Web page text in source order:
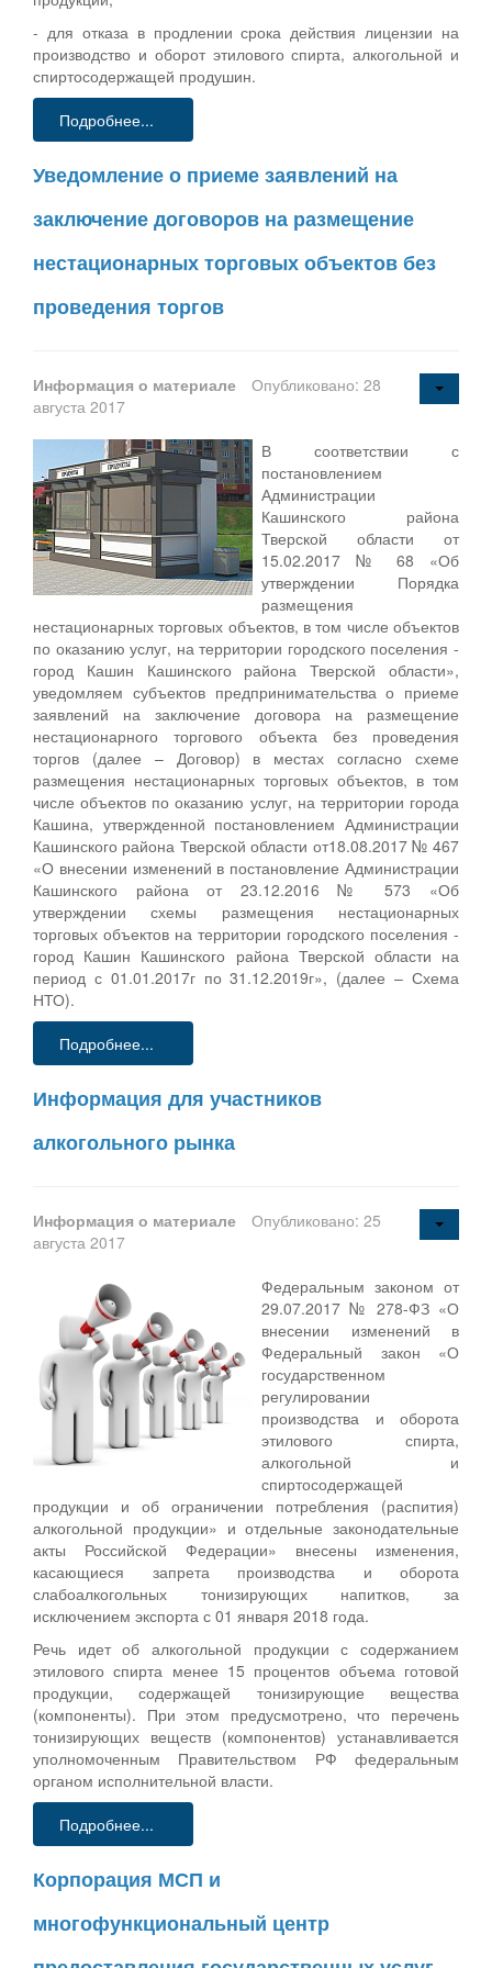
- для отказа в продлении срока действия лицензии на
производство и оборот этилового спирта, алкогольной и
спиртосодержащей продушин.
Подробнее...
Уведомление о приеме заявлений на
заключение договоров на размещение
нестационарных торговых объектов без
проведения торгов
Информация о материале
Опубликовано: 28
августа 2017
В соответствии с
постановлением
Администрации
Кашинского района
Тверской области от
15.02.2017 № 68 «Об
утверждении Порядка
размещения
нестационарных торговых объектов, в том числе объектов
по оказанию услуг, на территории городского поселения -
город Кашин Кашинского района Тверской области»,
уведомляем субъектов предпринимательства о приеме
заявлений на заключение договора на размещение
нестационарного торгового объекта без проведения
торгов (далее – Договор) в местах согласно схеме
размещения нестационарных торговых объектов, в том
числе объектов по оказанию услуг, на территории города
Кашина, утвержденной постановлением Администрации
Кашинского района Тверской области от18.08.2017 № 467
«О внесении изменений в постановление Администрации
Кашинского района от 23.12.2016 № 573 «Об
утверждении схемы размещения нестационарных
торговых объектов на территории городского поселения -
город Кашин Кашинского района Тверской области на
период с 01.01.2017г по 31.12.2019г», (далее – Схема
НТО).
Подробнее...
Информация для участников
алкогольного рынка
Информация о материале
Опубликовано: 25
августа 2017
Федеральным законом от
29.07.2017 № 278-ФЗ «О
внесении изменений в
Федеральный закон «О
государственном
регулировании
производства и оборота
этилового спирта,
алкогольной и
спиртосодержащей
продукции и об ограничении потребления (распития)
алкогольной продукции» и отдельные законодательные
акты Российской Федерации» внесены изменения,
касающиеся запрета производства и оборота
слабоалкогольных тонизирующих напитков, за
исключением экспорта с 01 января 2018 года.
Речь идет об алкогольной продукции с содержанием
этилового спирта менее 15 процентов объема готовой
продукции, содержащей тонизирующие вещества
(компоненты). При этом предусмотрено, что перечень
тонизирующих веществ (компонентов) устанавливается
уполномоченным Правительством РФ федеральным
органом исполнительной власти.
Подробнее...
Корпорация МСП и
многофункциональный центр